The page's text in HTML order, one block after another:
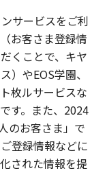
サービスをご利
お客さま登録情
くことで、キヤ
）やEOS学園、
枚ルサービスな
す。また、2024
のお客さま」で
登録情報などに
された情報を提